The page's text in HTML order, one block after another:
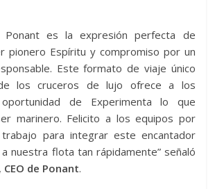
Ponant es la expresión perfecta de
pionero Espíritu y compromiso por un
Este formato de viaje único
los cruceros de lujo ofrece a los
de Experimenta lo que
marinero. Felicito a los equipos por
para integrar este encantador
nuestra flota tan rápidamente” señaló
, CEO de Ponant.